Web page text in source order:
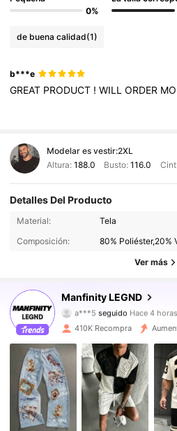
0%
de buena calidad(1)
b***e
GREAT PRODUCT !WILLORDER
Modelar es vestir:2XL
Altura: 188.0 Busto:116.0
Detalles Del Producto
Material:
Tela
Composición:
80% Poliéster,20%
Ver más
Manfinity LEGND
126K Seguidores
126K Seguidores
seguido
4.92
126K Seguidores
4.92 126K Seguidores
4.92 126K Seguidores
126K Seguidores
410K Recompra